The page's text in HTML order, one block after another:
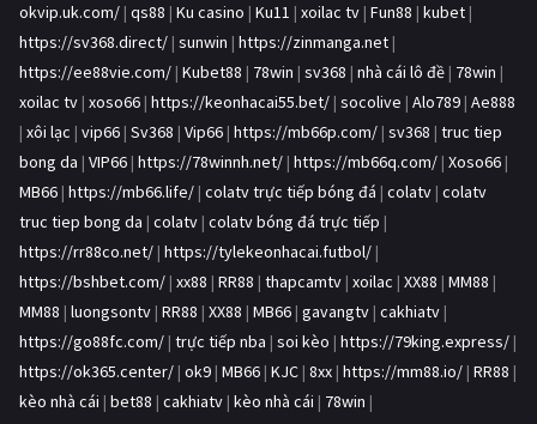
okvip.uk.com/ | qs88 | Ku casino | Ku11 | xoilac tv | Fun88 | kubet |
https://sv368.direct/ | sunwin | https://zinmanga.net |
https://ee88vie.com/ | Kubet88 | 78win | sv368 | nhà cái lô đề | 78win |
xoilac tv | xoso66 | https://keonhacai55.bet/ | socolive | Alo789 | Ae888
| xôi lạc | vip66 | Sv368 | Vip66 | https://mb66p.com/ | sv368 | truc tiep
bong da | VIP66 | https://78winnh.net/ | https://mb66q.com/ | Xoso66 |
MB66 | https://mb66.life/ | colatv trực tiếp bóng đá | colatv | colatv
truc tiep bong da | colatv | colatv bóng đá trực tiếp |
https://rr88co.net/ | https://tylekeonhacai.futbol/ |
https://bshbet.com/ | xx88 | RR88 | thapcamtv | xoilac | XX88 | MM88 |
MM88 | luongsontv | RR88 | XX88 | MB66 | gavangtv | cakhiatv |
https://go88fc.com/ | trực tiếp nba | soi kèo | https://79king.express/ |
https://ok365.center/ | ok9 | MB66 | KJC | 8xx | https://mm88.io/ | RR88 |
kèo nhà cái | bet88 | cakhiatv | kèo nhà cái | 78win |